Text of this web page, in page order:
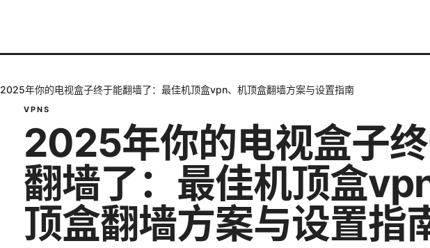
2025年你的电视盒子终于能翻墙了：最佳机顶盒vpn、机顶盒翻墙方案与设置指南
VPNS
2025年你的电视盒子
翻墙了：最佳机顶盒
顶盒翻墙方案与设置指